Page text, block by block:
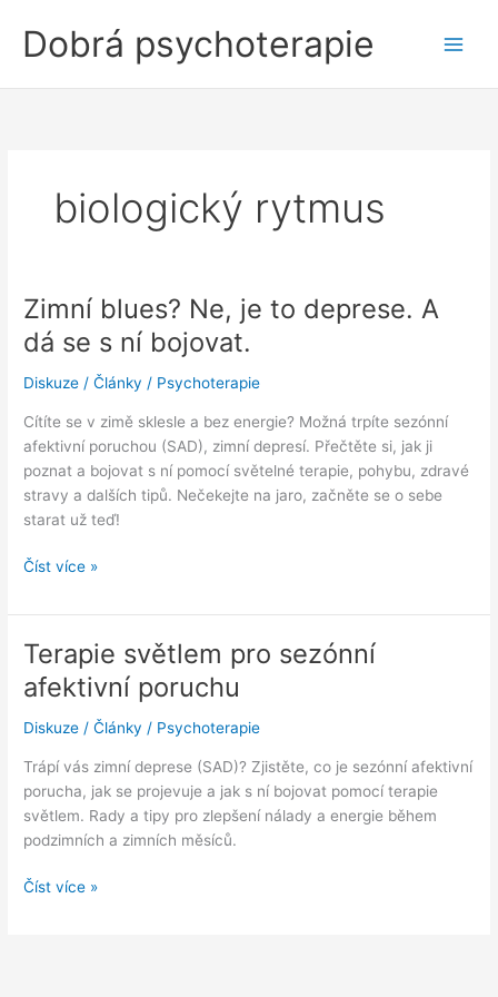
obsahDobrá psychoterapie
biologický rytmus
Zimní blues? Ne, je to deprese. A
dá se s ní bojovat.
Diskuze /Články / Psychoterapie
Cítíte se v zimě sklesle a bez energie? Možná trpíte sezónní
afektivní poruchou (SAD), zimní depresí. Přečtěte si, jak ji
poznat a bojovat s ní pomocí světelné terapie, pohybu, zdravé
stravy a dalších tipů. Nečekejte na jaro, začněte se o sebe
starat už teď!
Zimní
Ne,
je
to
deprese.
dá
se
s
ní
bojovat.
Číst více »
Terapie světlem pro sezónní
afektivní poruchu
Diskuze /Články / Psychoterapie
Trápí vás zimní deprese (SAD)? Zjistěte, co je sezónní afektivní
porucha, jak se projevuje a jak s ní bojovat pomocí terapie
světlem. Rady a tipy pro zlepšení nálady a energie během
podzimních a zimních měsíců.
Terapie
Číst více »